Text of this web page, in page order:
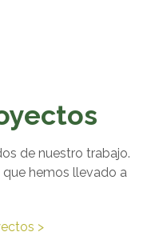
de nuestro trabajo.
hemos llevado a
>